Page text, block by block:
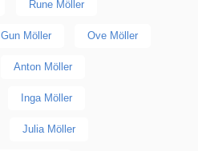
Rune Möller
Gun Möller Ove Möller
Anton Möller
Inga Möller
Julia Möller